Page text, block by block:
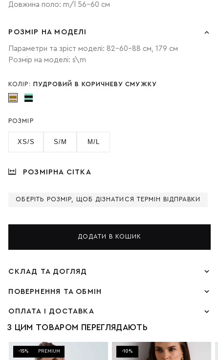
Довжина поло: m/l 56-60 см
РОЗМІР НА МОДЕЛІ
Параметри та зріст моделі: 82-60-88 см, 179 см
Розмір на моделі: s\m
КОЛІР: ПУДРОВИЙ В КОРИЧНЕВУ СМУЖКУ
РОЗМІР
XS/S S/M M/L
РОЗМІРНА СІТКА
ОБЕРІТЬ РОЗМІР, ЩОБ ДІЗНАТИСЯ ТЕРМІН ВІДПРАВКИ
ДОДАТИ В КОШИК
СКЛАД ТА ДОГЛЯД
ПОВЕРНЕННЯ ТА ОБМІН
ОПЛАТА І ДОСТАВКА
З ЦИМ ТОВАРОМ ПЕРЕГЛЯДАЮТЬ
-15% PREMIUM -10%